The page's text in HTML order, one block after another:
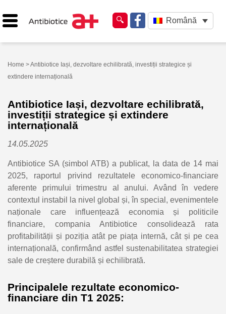
Română
Home > Antibiotice Iași, dezvoltare echilibrată, investiții strategice și
extindere internațională
Antibiotice Iași, dezvoltare echilibrată,
investiții strategice și extindere
internațională
14.05.2025
Antibiotice SA (simbol ATB) a publicat, la data de 14 mai
2025, raportul privind rezultatele economico-financiare
aferente primului trimestru al anului. Având în vedere
contextul instabil la nivel global și, în special, evenimentele
naționale care influențează economia și politicile
financiare, compania Antibiotice consolidează rata
profitabilității și poziția atât pe piața internă, cât și pe cea
internațională, confirmând astfel sustenabilitatea strategiei
sale de creștere durabilă și echilibrată.
Principalele rezultate economico-
financiare din T1 2025: